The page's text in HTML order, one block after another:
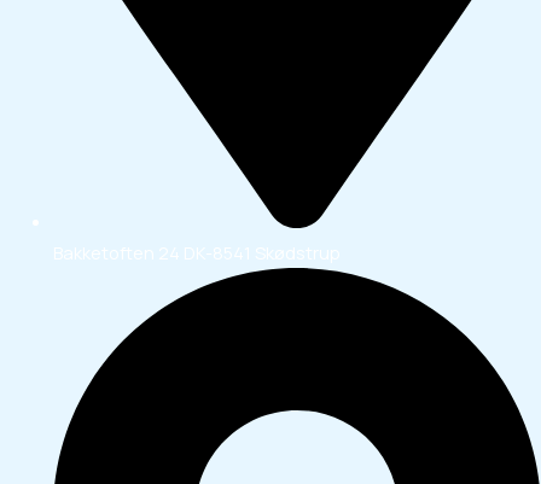
Bakketoften 24 DK-8541 Skødstrup